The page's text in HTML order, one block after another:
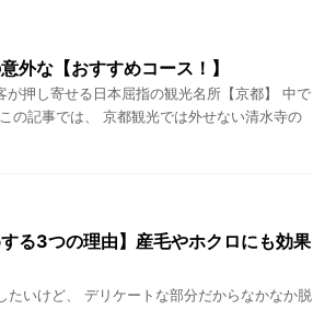
外な【おすすめコース！】
押し寄せる日本屈指の観光名所【京都】 中で
の記事では、 京都観光では外せない清水寺の
る3つの理由】産毛やホクロにも効果
たいけど、 デリケートな部分だからなかなか脱